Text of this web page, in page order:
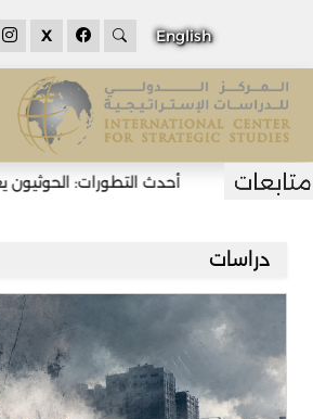
English
X
أحدث التطورات: الحوثيون يعلنون
دراسات